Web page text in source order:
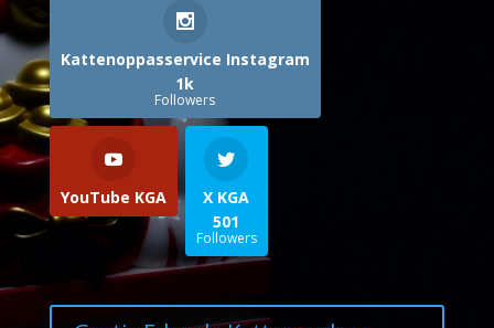
Kattenoppasservice Instagram
1k
Followers
YouTube KGA
X KGA
501
Followers